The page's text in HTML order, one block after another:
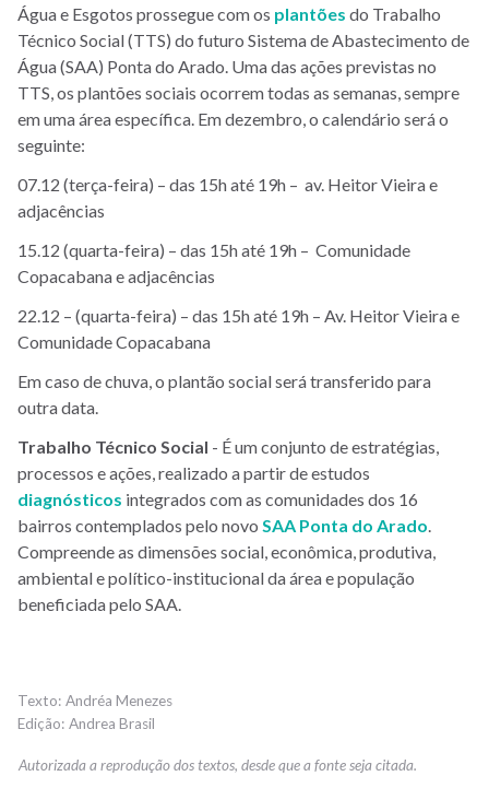
Água e Esgotos prossegue com os plantões do Trabalho
Técnico Social (TTS) do futuro Sistema de Abastecimento de
Água (SAA) Ponta do Arado. Uma das ações previstas no
TTS, os plantões sociais ocorrem todas as semanas, sempre
em uma área específica. Em dezembro, o calendário será o
seguinte:
07.12 (terça-feira) – das 15h até 19h – av. Heitor Vieira e
adjacências
15.12 (quarta-feira) – das 15h até 19h – Comunidade
Copacabana e adjacências
22.12 – (quarta-feira) – das 15h até 19h – Av. Heitor Vieira e
Comunidade Copacabana
Em caso de chuva, o plantão social será transferido para
outra data.
Trabalho Técnico Social - É um conjunto de estratégias,
processos e ações, realizado a partir de estudos
diagnósticos integrados com as comunidades dos 16
bairros contemplados pelo novo SAA Ponta do Arado.
Compreende as dimensões social, econômica, produtiva,
ambiental e político-institucional da área e população
beneficiada pelo SAA.
Andréa Menezes
Andrea Brasil